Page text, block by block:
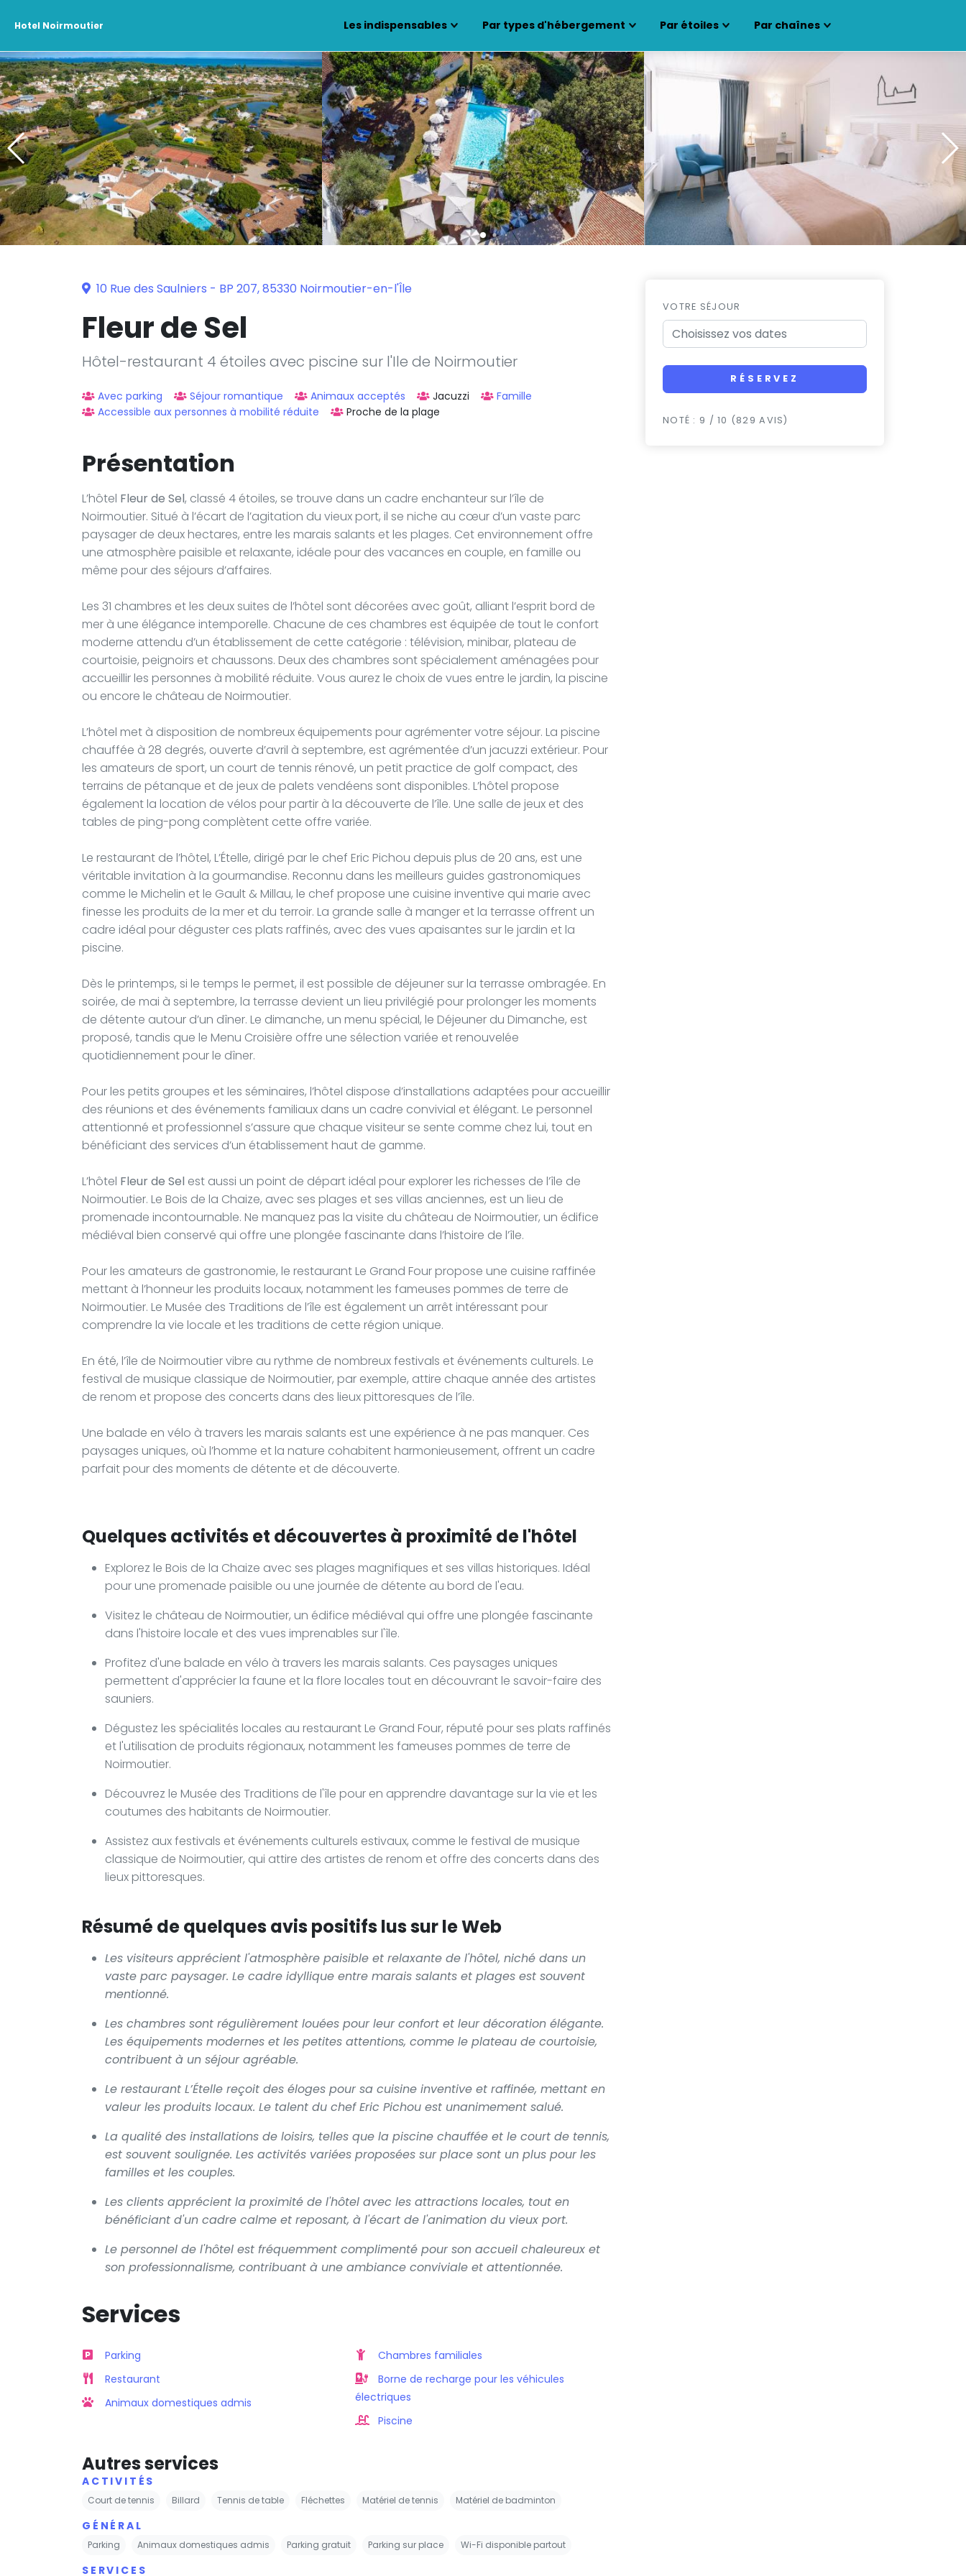
Hotel Noirmoutier Les indispensables Par types d'hébergement Par étoiles Par chaînes
10 Rue des Saulniers - BP 207, 85330 Noirmoutier-en-l'Île
Fleur de Sel
Hôtel-restaurant 4 étoiles avec piscine sur l'Ile de Noirmoutier
Avec parking Séjour romantique Animaux acceptés Jacuzzi
Famille
Accessible aux personnes à mobilité réduite
Proche de la plage
Présentation
L’hôtel Fleur de Sel, classé 4 étoiles, se trouve dans un cadre enchanteur sur l’île de
Noirmoutier. Situé à l’écart de l’agitation du vieux port, il se niche au cœur d’un vaste parc
paysager de deux hectares, entre les marais salants et les plages. Cet environnement offre
une atmosphère paisible et relaxante, idéale pour des vacances en couple, en famille ou
même pour des séjours d’affaires.
Les 31 chambres et les deux suites de l’hôtel sont décorées avec goût, alliant l’esprit bord de
mer à une élégance intemporelle. Chacune de ces chambres est équipée de tout le confort
moderne attendu d’un établissement de cette catégorie : télévision, minibar, plateau de
courtoisie, peignoirs et chaussons. Deux des chambres sont spécialement aménagées pour
accueillir les personnes à mobilité réduite. Vous aurez le choix de vues entre le jardin, la piscine
ou encore le château de Noirmoutier.
L’hôtel met à disposition de nombreux équipements pour agrémenter votre séjour. La piscine
chauffée à 28 degrés, ouverte d’avril à septembre, est agrémentée d’un jacuzzi extérieur. Pour
les amateurs de sport, un court de tennis rénové, un petit practice de golf compact, des
terrains de pétanque et de jeux de palets vendéens sont disponibles. L’hôtel propose
également la location de vélos pour partir à la découverte de l’île. Une salle de jeux et des
tables de ping-pong complètent cette offre variée.
Le restaurant de l’hôtel, L’Ételle, dirigé par le chef Eric Pichou depuis plus de 20 ans, est une
véritable invitation à la gourmandise. Reconnu dans les meilleurs guides gastronomiques
comme le Michelin et le Gault & Millau, le chef propose une cuisine inventive qui marie avec
finesse les produits de la mer et du terroir. La grande salle à manger et la terrasse offrent un
cadre idéal pour déguster ces plats raffinés, avec des vues apaisantes sur le jardin et la
piscine.
Dès le printemps, si le temps le permet, il est possible de déjeuner sur la terrasse ombragée. En
soirée, de mai à septembre, la terrasse devient un lieu privilégié pour prolonger les moments
de détente autour d’un dîner. Le dimanche, un menu spécial, le Déjeuner du Dimanche, est
proposé, tandis que le Menu Croisière offre une sélection variée et renouvelée
quotidiennement pour le dîner.
Pour les petits groupes et les séminaires, l’hôtel dispose d’installations adaptées pour accueillir
des réunions et des événements familiaux dans un cadre convivial et élégant. Le personnel
attentionné et professionnel s’assure que chaque visiteur se sente comme chez lui, tout en
bénéficiant des services d’un établissement haut de gamme.
L’hôtel Fleur de Sel est aussi un point de départ idéal pour explorer les richesses de l’île de
Noirmoutier. Le Bois de la Chaize, avec ses plages et ses villas anciennes, est un lieu de
promenade incontournable. Ne manquez pas la visite du château de Noirmoutier, un édifice
médiéval bien conservé qui offre une plongée fascinante dans l’histoire de l’île.
Pour les amateurs de gastronomie, le restaurant Le Grand Four propose une cuisine raffinée
mettant à l’honneur les produits locaux, notamment les fameuses pommes de terre de
Noirmoutier. Le Musée des Traditions de l’île est également un arrêt intéressant pour
comprendre la vie locale et les traditions de cette région unique.
En été, l’île de Noirmoutier vibre au rythme de nombreux festivals et événements culturels. Le
festival de musique classique de Noirmoutier, par exemple, attire chaque année des artistes
de renom et propose des concerts dans des lieux pittoresques de l’île.
Une balade en vélo à travers les marais salants est une expérience à ne pas manquer. Ces
paysages uniques, où l’homme et la nature cohabitent harmonieusement, offrent un cadre
parfait pour des moments de détente et de découverte.
Quelques activités et découvertes à proximité de l'hôtel
Explorez le Bois de la Chaize avec ses plages magnifiques et ses villas historiques. Idéal
pour une promenade paisible ou une journée de détente au bord de l'eau.
Visitez le château de Noirmoutier, un édifice médiéval qui offre une plongée fascinante
dans l'histoire locale et des vues imprenables sur l'île.
Profitez d'une balade en vélo à travers les marais salants. Ces paysages uniques
permettent d'apprécier la faune et la flore locales tout en découvrant le savoir-faire des
sauniers.
Dégustez les spécialités locales au restaurant Le Grand Four, réputé pour ses plats raffinés
et l'utilisation de produits régionaux, notamment les fameuses pommes de terre de
Noirmoutier.
Découvrez le Musée des Traditions de l'île pour en apprendre davantage sur la vie et les
coutumes des habitants de Noirmoutier.
Assistez aux festivals et événements culturels estivaux, comme le festival de musique
classique de Noirmoutier, qui attire des artistes de renom et offre des concerts dans des
lieux pittoresques.
Résumé de quelques avis positifs lus sur le Web
Les visiteurs apprécient l'atmosphère paisible et relaxante de l'hôtel, niché dans un
vaste parc paysager. Le cadre idyllique entre marais salants et plages est souvent
mentionné.
Les chambres sont régulièrement louées pour leur confort et leur décoration élégante.
Les équipements modernes et les petites attentions, comme le plateau de courtoisie,
contribuent à un séjour agréable.
Le restaurant L’Ételle reçoit des éloges pour sa cuisine inventive et raffinée, mettant en
valeur les produits locaux. Le talent du chef Eric Pichou est unanimement salué.
La qualité des installations de loisirs, telles que la piscine chauffée et le court de tennis,
est souvent soulignée. Les activités variées proposées sur place sont un plus pour les
familles et les couples.
Les clients apprécient la proximité de l'hôtel avec les attractions locales, tout en
bénéficiant d'un cadre calme et reposant, à l'écart de l'animation du vieux port.
Le personnel de l'hôtel est fréquemment complimenté pour son accueil chaleureux et
son professionnalisme, contribuant à une ambiance conviviale et attentionnée.
Services
Parking
Restaurant
Animaux domestiques admis
Chambres familiales
Borne de recharge pour les véhicules
électriques
Piscine
Autres services
ACTIVITÉS
Court de tennis Billard Tennis de table Fléchettes Matériel de tennis Matériel de badminton
GÉNÉRAL
Parking Animaux domestiques admis Parking gratuit Parking sur place Wi-Fi disponible partout
SERVICES
VOTRE SÉJOUR
RÉSERVEZ
NOTÉ : 9 / 10 (829 AVIS)